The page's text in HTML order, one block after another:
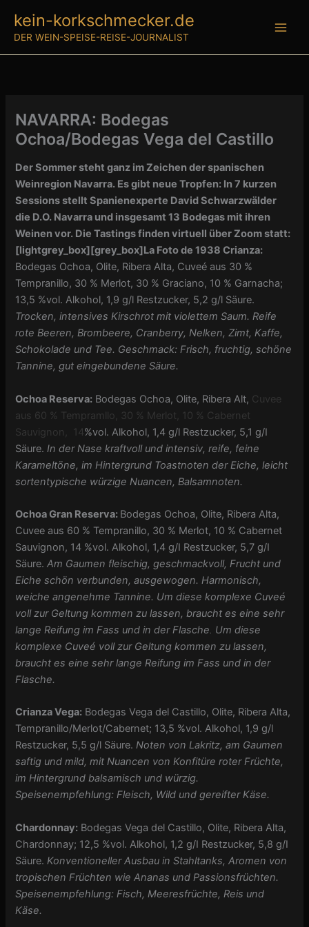
Inhalt
springen
kein-korkschmecker.de
DER WEIN-SPEISE-REISE-JOURNALIST
NAVARRA: Bodegas
Ochoa/Bodegas Vega del Castillo
Der Sommer steht ganz im Zeichen der spanischen
Weinregion Navarra. Es gibt neue Tropfen: In 7 kurzen
Sessions stellt Spanienexperte David Schwarzwälder
die D.O. Navarra und insgesamt 13 Bodegas mit ihren
Weinen vor. Die Tastings finden virtuell über Zoom statt:
[lightgrey_box][grey_box]La Foto de 1938 Crianza:
Bodegas Ochoa, Olite, Ribera Alta, Cuveé aus 30 %
Tempranillo, 30 % Merlot, 30 % Graciano, 10 % Garnacha;
13,5 %vol. Alkohol, 1,9 g/l Restzucker, 5,2 g/l Säure.
Trocken, intensives Kirschrot mit violettem Saum. Reife
rote Beeren, Brombeere, Cranberry, Nelken, Zimt, Kaffe,
Schokolade und Tee. Geschmack: Frisch, fruchtig, schöne
Tannine, gut eingebundene Säure.
Ochoa Reserva: Bodegas Ochoa, Olite, Ribera Alt, Cuvee
aus 60 % Tempramllo, 30 % Merlot, 10 % Cabernet
Sauvignon, 14%vol. Alkohol, 1,4 g/l Restzucker, 5,1 g/I
Säure. In der Nase kraftvoll und intensiv, reife, feine
Karameltöne, im Hintergrund Toastnoten der Eiche, leicht
sortentypische würzige Nuancen, Balsamnoten.
Ochoa Gran Reserva: Bodegas Ochoa, Olite, Ribera Alta,
Cuvee aus 60 % Tempranillo, 30 % Merlot, 10 % Cabernet
Sauvignon, 14 %vol. Alkohol, 1,4 g/I Restzucker, 5,7 g/I
Säure.Am Gaumen fleischig, geschmackvoll, Frucht und
Eiche schön verbunden, ausgewogen. Harmonisch,
weiche angenehme Tannine. Um diese komplexe Cuveé
voll zur Geltung kommen zu lassen, braucht es eine sehr
lange Reifung im Fass und in der Flasche Um diese
komplexe Cuveé voll zur Geltung kommen zu lassen,
braucht es eine sehr lange Reifung im Fass und in der
Flasche.
Crianza Vega: Bodegas Vega del Castillo, Olite, Ribera Alta,
Tempranillo/Merlot/Cabernet; 13,5 %vol. Alkohol, 1,9 g/l
Restzucker, 5,5 g/l Säure.Noten von Lakritz, am Gaumen
saftig und mild, mit Nuancen von Konfitüre roter Früchte,
im Hintergrund balsamisch und würzig.
Speisenempfehlung: Fleisch, Wild und gereifter Käse.
Chardonnay: Bodegas Vega del Castillo, Olite, Ribera Alta,
Chardonnay; 12,5 %vol. Alkohol, 1,2 g/I Restzucker, 5,8 g/I
Säure.Konventioneller Ausbau in Stahltanks,Aromen von
tropischen Früchten wie Ananas und Passionsfrüchten.
Speisenempfehlung: Fisch, Meeresfrüchte, Reis und
Käse.